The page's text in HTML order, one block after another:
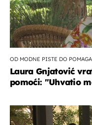
OD MODNE PISTE DO
Laura Gnjatović
pomoći: "Uhvatio